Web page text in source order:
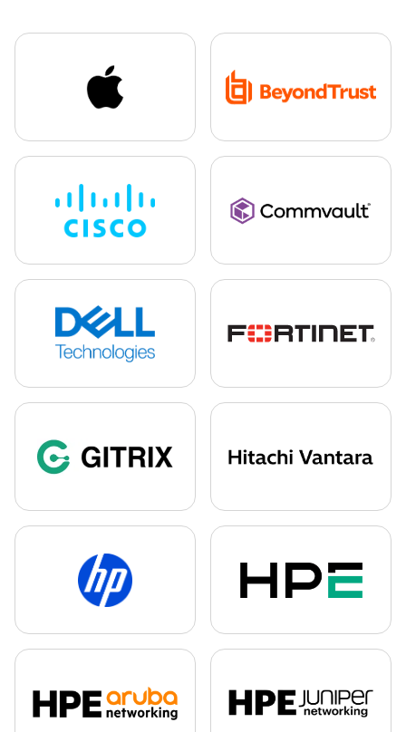
Detail partnera Detail partnera
Detail partnera
Detail partnera
Detail partnera
Detail partnera Detail partnera
Detail partnera